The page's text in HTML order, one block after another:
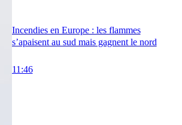
Incendies en Europe : les flammes
s’apaisent au sud mais gagnent le nord
11:46